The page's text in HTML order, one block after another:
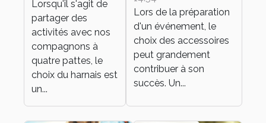
différentes
activités
canines
Lorsqu'il s'agit de
partager des
activités avec nos
compagnons à
quatre pattes, le
choix du harnais est
un...
parfait pour
votre
événement
Lors de la préparation
d'un événement, le
choix des accessoires
peut grandement
contribuer à son
succès. Un...